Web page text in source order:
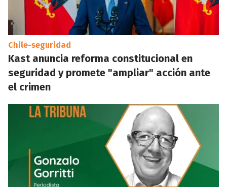
Chile-seguridad
Kast anuncia reforma constitucional en
seguridad y promete "ampliar" acción ante
el crimen